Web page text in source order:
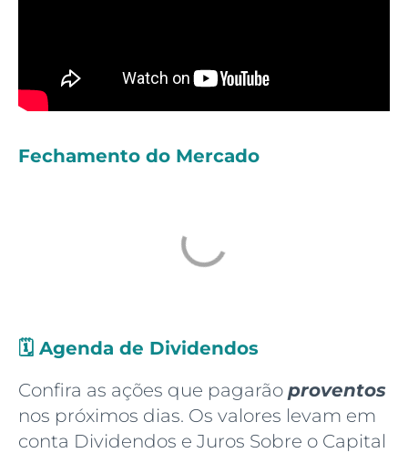
Fechamento do Mercado
🗓️ Agenda de Dividendos
Confira as ações que pagarão proventos
nos próximos dias. Os valores levam em
conta Dividendos e Juros Sobre o Capital